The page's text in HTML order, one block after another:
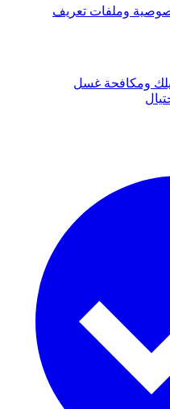
وملفات تعريف
ومكافحة غسل